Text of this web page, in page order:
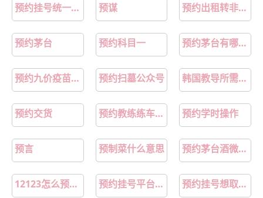
预约挂号统一平台 预谋 预约出租转非意味什么
预约茅台 预约科目一 预约茅台有哪些平台
预约九价疫苗在哪预约 预约扫墓公众号 韩国教导所需要预约吗
预约交货 预约教练练车这么难吗 预约学时操作
预言 预制菜什么意思 预约茅台酒微信公众号
12123怎么预约教练练车 预约挂号平台哪个好 预约挂号想取消怎么办